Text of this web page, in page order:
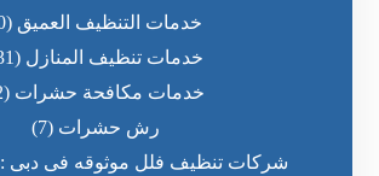
خدمات التنظيف العميق (0)
خدمات تنظيف المنازل (31)
خدمات مكافحة حشرات (2)
رش حشرات (7)
شركات تنظيف فلل موثوقه فى دبى :0551030483